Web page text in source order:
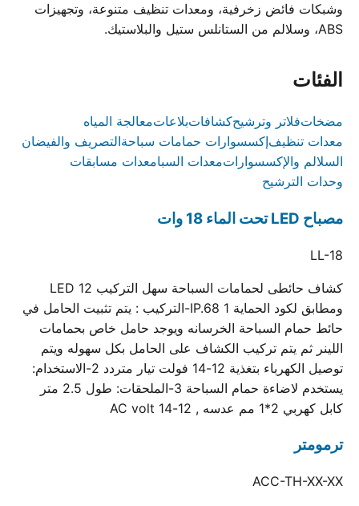
وشبكات فائض زخرفية، ومعدات تنظيف متنوعة، وتجهيزات
ABS، وسلالم من الستانلس ستيل والبلاستيك.
الفئات
مضخاتفلاتر وترشيحكشافاتبلاعاتمعالجة المياه
معدات تنظيفإكسسوارات حمامات سباحةالتصريف والفيضان
السلالم والإكسسواراتمعدات السبامعدات مسابقات
وحدات الترشيح
مصباح LED تحت الماء 18 وات
LL-18
كشاف حائطى لحمامات السباحة سهل التركيب 12 LED
ومطابق لكود الحماية IP.68 1-التركيب : يتم تثبيت الحامل في
حائط حمام السباحة الخرسانه ويوجد حامل خاص بحمامات
اللينر ثم يتم تركيب الكشاف على الحامل بكل سهوله ويتم
توصيل الكهرباء بتغذية 12-14 فولت تيار متردد 2-الاستخدام:
يستخدم لاضاءة حمام السباحة 3-الملحقات: طول 2.5 متر
كابل كهربي 2*1 مم عدسه , 12-14 AC volt
ترمومتر
ACC-TH-XX-XX